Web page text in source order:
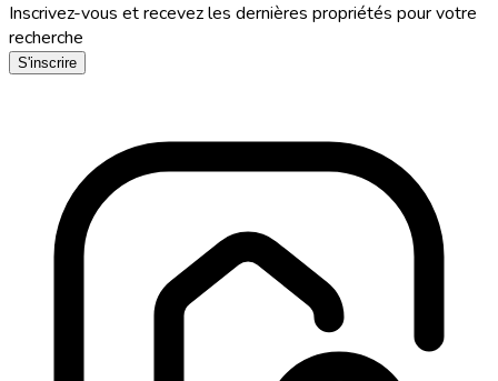
Inscrivez-vous et recevez les dernières propriétés pour votre
recherche
S'inscrire